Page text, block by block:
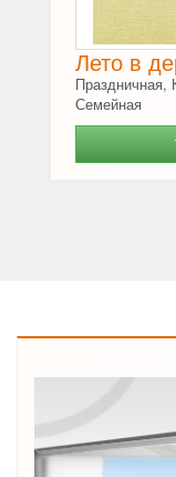
Лето в
Праздничная,
Семейная